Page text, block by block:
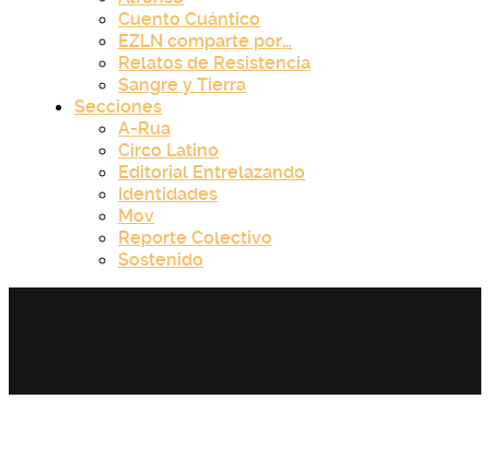
Cuento Cuántico
EZLN comparte por…
Relatos de Resistencia
Sangre y Tierra
Secciones
A-Rua
Circo Latino
Editorial Entrelazando
Identidades
Mov
Reporte Colectivo
Sostenido